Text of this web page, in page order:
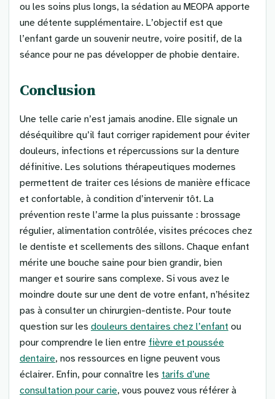
ou les soins plus longs, la sédation au MEOPA apporte
une détente supplémentaire. L’objectif est que
l’enfant garde un souvenir neutre, voire positif, de la
séance pour ne pas développer de phobie dentaire.
Conclusion
Une telle carie n’est jamais anodine. Elle signale un
déséquilibre qu’il faut corriger rapidement pour éviter
douleurs, infections et répercussions sur la denture
définitive. Les solutions thérapeutiques modernes
permettent de traiter ces lésions de manière efficace
et confortable, à condition d’intervenir tôt. La
prévention reste l’arme la plus puissante : brossage
régulier, alimentation contrôlée, visites précoces chez
le dentiste et scellements des sillons. Chaque enfant
mérite une bouche saine pour bien grandir, bien
manger et sourire sans complexe. Si vous avez le
moindre doute sur une dent de votre enfant, n’hésitez
pas à consulter un chirurgien-dentiste. Pour toute
question sur les douleurs dentaires chez l’enfant ou
pour comprendre le lien entre fièvre et poussée
dentaire, nos ressources en ligne peuvent vous
éclairer. Enfin, pour connaître les tarifs d’une
consultation pour carie, vous pouvez vous référer à